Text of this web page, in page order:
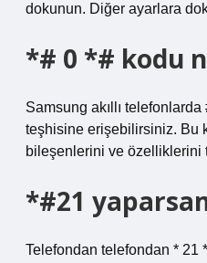
dokunun. Diğer ayarlara
*# 0 *# kodu
Samsung akıllı
teşhisine erişebilirsiniz. Bu
bileşenlerini ve özelliklerini
*#21
Telefondan telefondan * 21